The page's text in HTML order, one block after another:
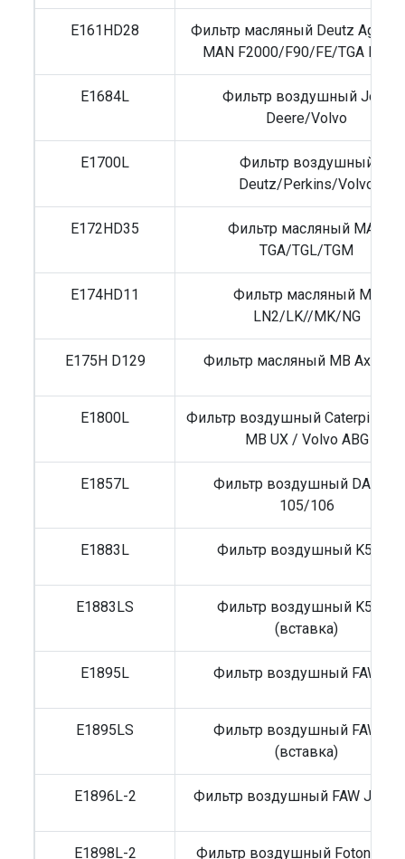
E161HD28
Фильтр масляный Deutz
MAN F2000/F90/FE/TGA
E1684L
Фильтр воздушный John
Deere/Volvo
E1700L
Фильтр воздушный
Deutz/Perkins/Volvo
E172HD35
Фильтр масляный MAN
TGA/TGL/TGM
E174HD11
Фильтр масляный MB
LN2/LK//MK/NG
E175H D129 Фильтр масляный MB Axor 1/
E1800L
Фильтр воздушный Caterpillar
MB UX / Volvo ABG
E1857L
Фильтр воздушный DAF XF
105/106
E1883L Фильтр воздушный K5490
E1883LS
Фильтр воздушный K5490
(вставка)
E1895L Фильтр воздушный FAW J7
E1895LS
Фильтр воздушный FAW J7
(вставка)
E1896L-2 Фильтр воздушный FAW J7 (к-
E1898L-2
Фильтр воздушный Foton